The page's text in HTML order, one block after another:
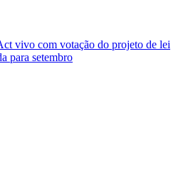
vivo com votação do projeto de lei
para setembro